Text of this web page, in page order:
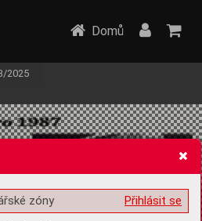
volitelných informací
Domů
2025
Přihlásit se
zóny